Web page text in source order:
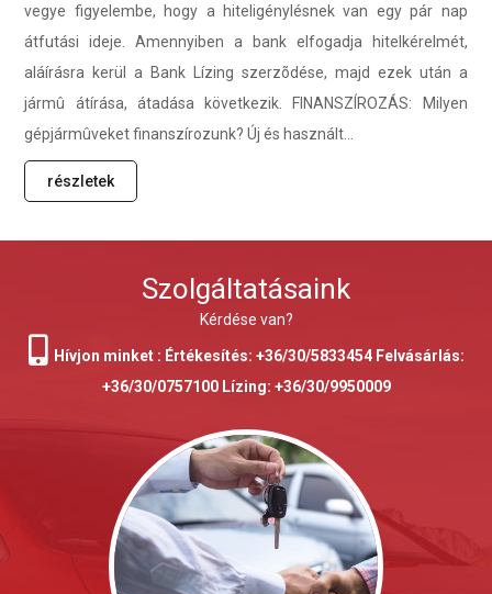
vegye figyelembe, hogy a hiteligénylésnek van egy pár nap
átfutási ideje. Amennyiben a bank elfogadja hitelkérelmét,
aláírásra kerül a Bank Lízing szerzõdése, majd ezek után a
jármû átírása, átadása következik. FINANSZÍROZÁS: Milyen
gépjármûveket finanszírozunk? Új és használt...
részletek
Szolgáltatásaink
Kérdése van?
Hívjon minket : Értékesítés: +36/30/5833454 Felvásárlás:
+36/30/0757100 Lízing: +36/30/9950009